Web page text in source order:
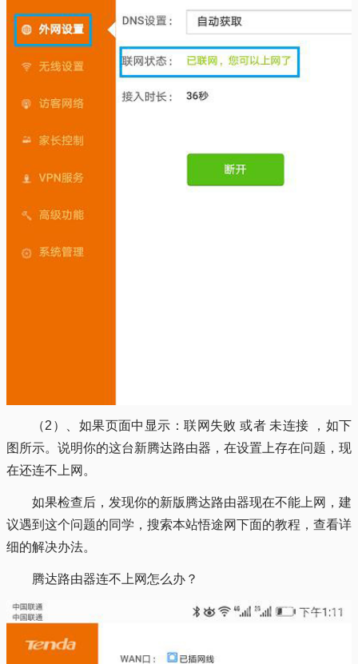
（2）、如果页面中显示：联网失败 或者 未连接 ，如下
图所示。说明你的这台新腾达路由器，在设置上存在问题，现
在还连不上网。
如果检查后，发现你的新版腾达路由器现在不能上网，建
议遇到这个问题的同学，搜索本站悟途网下面的教程，查看详
细的解决办法。
腾达路由器连不上网怎么办？